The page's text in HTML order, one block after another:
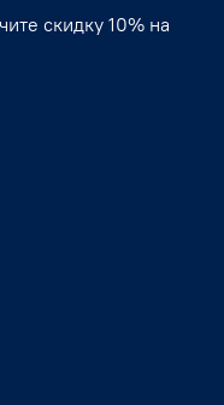
скидку 10% на